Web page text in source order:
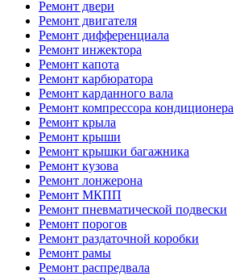
Ремонт двери
Ремонт двигателя
Ремонт дифференциала
Ремонт инжектора
Ремонт капота
Ремонт карбюратора
Ремонт карданного вала
Ремонт компрессора кондиционера
Ремонт крыла
Ремонт крыши
Ремонт крышки багажника
Ремонт кузова
Ремонт лонжерона
Ремонт МКПП
Ремонт пневматической подвески
Ремонт порогов
Ремонт раздаточной коробки
Ремонт рамы
Ремонт распредвала